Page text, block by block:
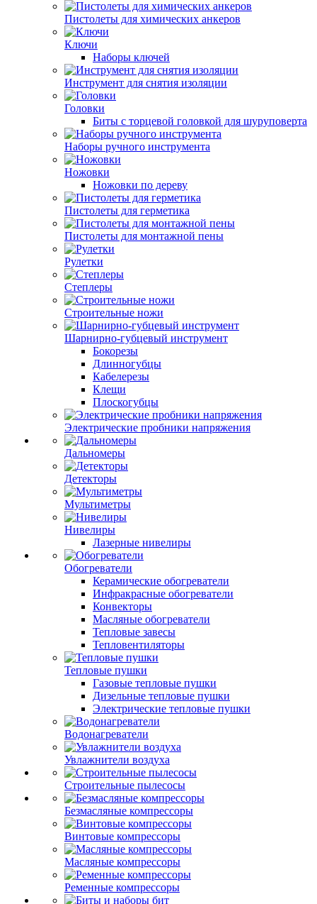
Пистолеты для химических анкеров
Ключи
Наборы ключей
Инструмент для снятия изоляции
Головки
Биты с торцевой головкой для шуруповерта
Наборы ручного инструмента
Ножовки
Ножовки по дереву
Пистолеты для герметика
Пистолеты для монтажной пены
Рулетки
Степлеры
Строительные ножи
Шарнирно-губцевый инструмент
Бокорезы
Длинногубцы
Кабелерезы
Клещи
Плоскогубцы
Электрические пробники напряжения
Дальномеры
Детекторы
Мультиметры
Нивелиры
Лазерные нивелиры
Обогреватели
Керамические обогреватели
Инфракрасные обогреватели
Конвекторы
Масляные обогреватели
Тепловые завесы
Тепловентиляторы
Тепловые пушки
Газовые тепловые пушки
Дизельные тепловые пушки
Электрические тепловые пушки
Водонагреватели
Увлажнители воздуха
Строительные пылесосы
Безмасляные компрессоры
Винтовые компрессоры
Масляные компрессоры
Ременные компрессоры